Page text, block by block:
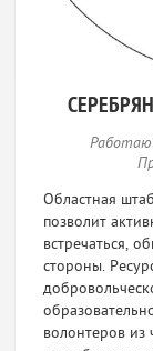
Областная
позволит
встречаться,
стороны.
волонтеров